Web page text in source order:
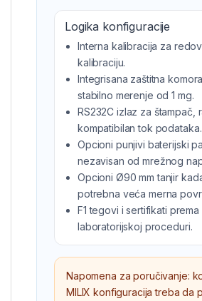
Logika konfiguracije
Interna kalibracija za
kalibraciju.
Integrisana zaštitna
stabilno merenje od 1 mg.
RS232C izlaz za štampač,
kompatibilan tok podataka.
Opcioni punjivi baterijski
nezavisan od mrežnog
Opcioni Ø90 mm tanjir
potrebna veća merna
F1 tegovi i sertifikati prema
laboratorijskoj proceduri.
Napomena za poručivanje:
MILIX konfiguracija treba da